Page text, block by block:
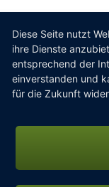
Diese Seite nutzt
ihre Dienste
entsprechend der
einverstanden und
für die Zukunft